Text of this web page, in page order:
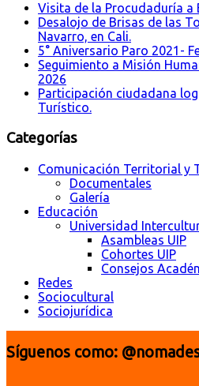
Visita de la Procudaduría a
Desalojo de Brisas de las
Navarro, en Cali.
5° Aniversario Paro 2021-
Seguimiento a Misión
2026
Participación ciudadana
Turístico.
Categorías
Comunicación Territorial y
Documentales
Galería
Educación
Universidad
Asambleas UIP
Cohortes UIP
Consejos
Redes
Sociocultural
Sociojurídica
Síguenos como: